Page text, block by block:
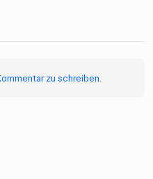
zu schreiben.